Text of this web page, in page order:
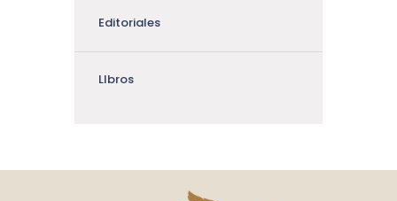
Editoriales
LIbros